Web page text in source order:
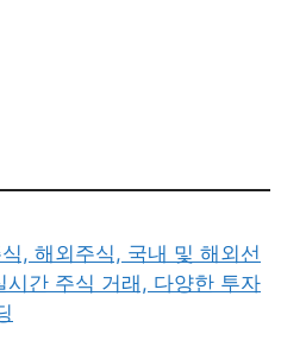
, 해외주식, 국내 및 해외선
간 주식 거래, 다양한 투자